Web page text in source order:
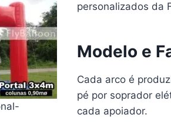
personalizados da
Modelo e
Cada arco é
pé por soprador
cada apoiador.